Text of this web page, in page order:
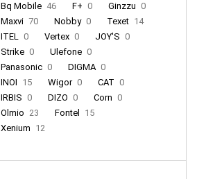
Bq Mobile 46 F+ 0 Ginzzu 0
Maxvi 70 Nobby 0 Texet 14
ITEL 0 Vertex 0 JOY'S 0
Strike 0 Ulefone 0
Panasonic 0 DIGMA 0
INOI 15 Wigor 0 CAT 0
IRBIS 0 DIZO 0 Corn 0
Olmio 23 Fontel
15
Xenium 12